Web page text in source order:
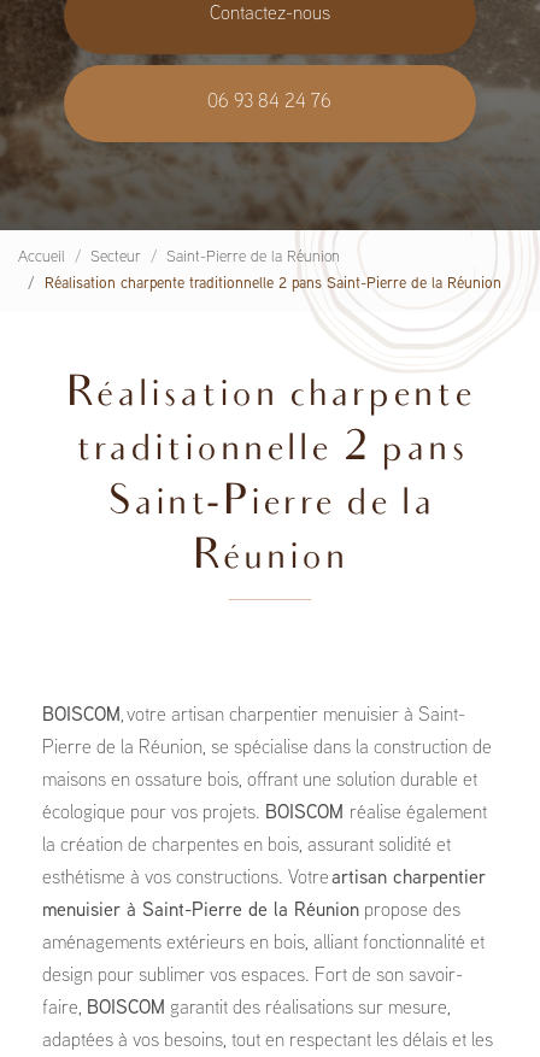
Contactez-nous
06 93 84 24 76
Accueil Secteur
Saint-Pierre de la Réunion
Réalisation charpente traditionnelle 2 pans Saint-Pierre de la Réunion
Réalisation charpente
traditionnelle 2 pans
Saint-Pierre de la
Réunion
BOISCOM, votre artisan charpentier menuisier à Saint-
Pierre de la Réunion, se spécialise dans la construction de
maisons en ossature bois, offrant une solution durable et
écologique pour vos projets. BOISCOM réalise également
la création de charpentes en bois, assurant solidité et
esthétisme à vos constructions. Votre artisan charpentier
menuisier à Saint-Pierre de la Réunion propose des
aménagements extérieurs en bois, alliant fonctionnalité et
design pour sublimer vos espaces. Fort de son savoir-
faire, BOISCOM garantit des réalisations sur mesure,
adaptées à vos besoins, tout en respectant les délais et les